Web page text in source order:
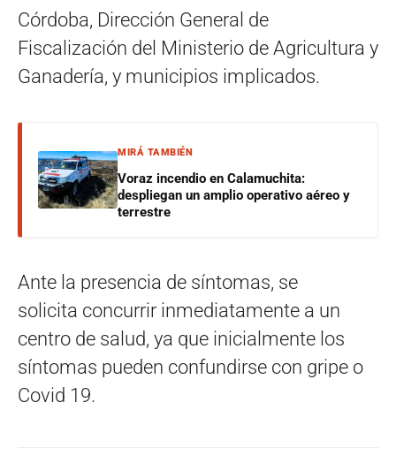
Córdoba, Dirección General de
Fiscalización del Ministerio de Agricultura y
Ganadería, y municipios implicados.
MIRÁ TAMBIÉN
Voraz incendio en Calamuchita:
despliegan un amplio operativo aéreo y
terrestre
Ante la presencia de síntomas, se
solicita concurrir inmediatamente a un
centro de salud, ya que inicialmente los
síntomas pueden confundirse con gripe o
Covid 19.